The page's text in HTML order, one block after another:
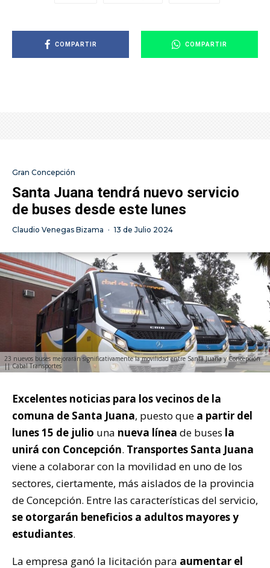
COMPARTIR COMPARTIR
Gran Concepción
Santa Juana tendrá nuevo servicio
de buses desde este lunes
Claudio Venegas Bizama · 13 de Julio 2024
23 nuevos buses mejorarán significativamente la movilidad entre Santa Juana y Concepción
|| Cabal Transportes
Excelentes noticias para los vecinos de la
comuna de Santa Juana, puesto que a partir del
lunes 15 de julio una nueva línea de buses la
unirá con Concepción. Transportes Santa Juana
viene a colaborar con la movilidad en uno de los
sectores, ciertamente, más aislados de la provincia
de Concepción. Entre las características del servicio,
se otorgarán beneficios a adultos mayores y
estudiantes.
La empresa ganó la licitación para aumentar el